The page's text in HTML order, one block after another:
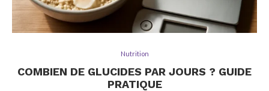
Nutrition
COMBIEN DE GLUCIDES PAR JOURS ? GUIDE
PRATIQUE